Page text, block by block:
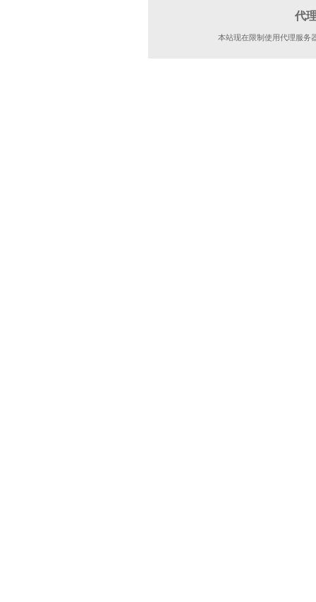
代
本站现在限制使用代理服务